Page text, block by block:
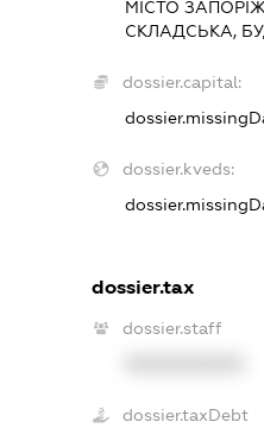
МІСТО
СКЛАДСЬКА,
dossier.capital:
dossier.kveds:
dossier.tax
dossier.staff
dossier.taxDebt